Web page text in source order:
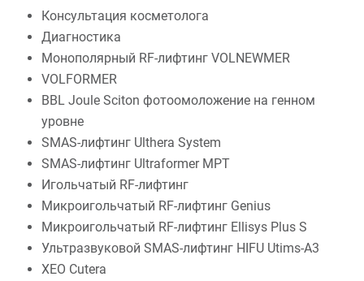
Консультация косметолога
Диагностика
Монополярный RF-лифтинг VOLNEWMER
VOLFORMER
BBL Joule Sciton фотоомоложение на генном
уровне
SMAS-лифтинг Ulthera System
SMAS-лифтинг Ultraformer MPT
Игольчатый RF-лифтинг
Микроигольчатый RF-лифтинг Genius
Микроигольчатый RF-лифтинг Ellisys Plus S
Ультразвуковой SMAS-лифтинг HIFU Utims-A3
XEO Cutera